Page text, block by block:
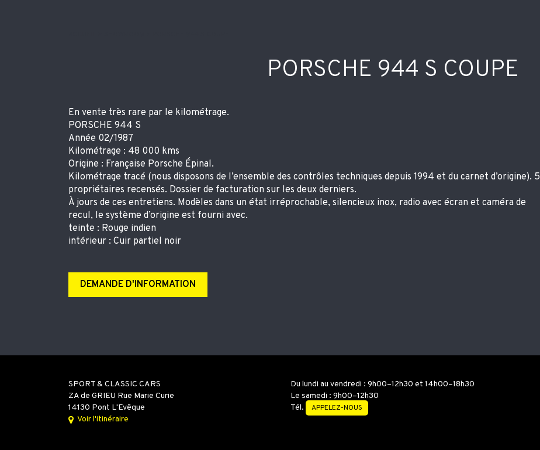
PORSCHE 944 S COUPE
En vente très rare par le kilométrage.
PORSCHE 944 S
Année 02/1987
Kilométrage : 48 000 kms
Origine : Française Porsche Épinal.
Kilométrage tracé (nous disposons de l’ensemble des contrôles techniques depuis 1994 et du carnet d’origine). 5
propriétaires recensés. Dossier de facturation sur les deux derniers.
À jours de ces entretiens. Modèles dans un état irréprochable, silencieux inox, radio avec écran et caméra de
recul, le système d’origine est fourni avec.
teinte : Rouge indien
intérieur : Cuir partiel noir
DEMANDE D'INFORMATION
SPORT & CLASSIC CARS
ZA de GRIEU Rue Marie Curie
14130 Pont L'Evêque
Voir l'itinéraire
Du lundi au vendredi : 9h00–12h30 et 14h00–18h30
Le samedi : 9h00–12h30
Tél.
APPELEZ-NOUS